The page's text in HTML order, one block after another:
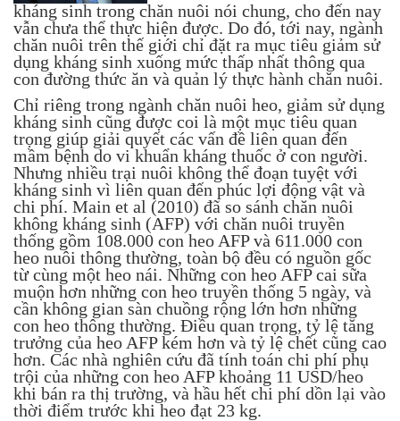
kháng sinh trong chăn nuôi nói chung, cho đến nay
vẫn chưa thể thực hiện được. Do đó, tới nay, ngành
chăn nuôi trên thế giới chỉ đặt ra mục tiêu giảm sử
dụng kháng sinh xuống mức thấp nhất thông qua
con đường thức ăn và quản lý thực hành chăn nuôi.
Chỉ riêng trong ngành chăn nuôi heo, giảm sử dụng
kháng sinh cũng được coi là một mục tiêu quan
trọng giúp giải quyết các vấn đề liên quan đến
mầm bệnh do vi khuẩn kháng thuốc ở con người.
Nhưng nhiều trại nuôi không thể đoạn tuyệt với
kháng sinh vì liên quan đến phúc lợi động vật và
chi phí. Main et al (2010) đã so sánh chăn nuôi
không kháng sinh (AFP) với chăn nuôi truyền
thống gồm 108.000 con heo AFP và 611.000 con
heo nuôi thông thường, toàn bộ đều có nguồn gốc
từ cùng một heo nái. Những con heo AFP cai sữa
muộn hơn những con heo truyền thống 5 ngày, và
cần không gian sàn chuồng rộng lớn hơn những
con heo thông thường. Điều quan trọng, tỷ lệ tăng
trưởng của heo AFP kém hơn và tỷ lệ chết cũng cao
hơn. Các nhà nghiên cứu đã tính toán chi phí phụ
trội của những con heo AFP khoảng 11 USD/heo
khi bán ra thị trường, và hầu hết chi phí dồn lại vào
thời điểm trước khi heo đạt 23 kg.